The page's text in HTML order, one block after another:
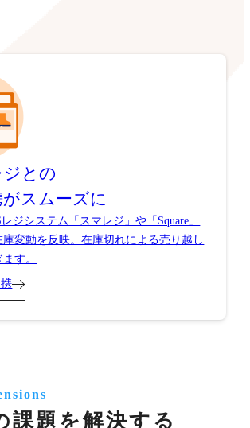
との
スムーズに
ジシステム「スマレジ」や「Square」
庫変動を反映。在庫切れによる売り越し
す。
課題を解決する